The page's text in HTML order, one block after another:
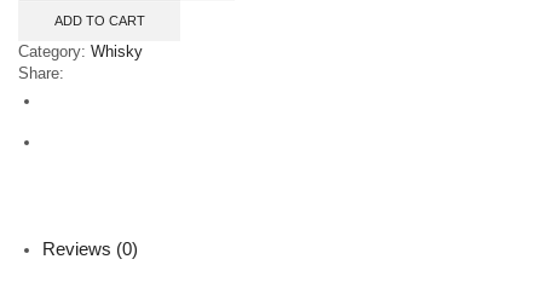
Laing'S
Double
Barrel
0,7L
ADD TO CART
Category: Whisky
Share:
Reviews (0)